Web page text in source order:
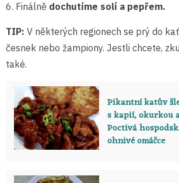
6. Finálně dochutíme solí a pepřem.
TIP: V některých regionech se prý do
česnek nebo žampiony. Jestli chcete,
také.
Pikantní katův
s kapií, okurkou
Poctivá
ohnivé omáčce